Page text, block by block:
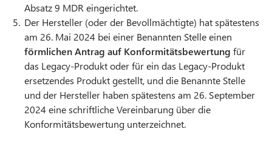
Absatz 9 MDR eingerichtet.
Der Hersteller (oder der Bevollmächtigte) hat spätestens
am 26. Mai 2024 bei einer Benannten Stelle einen
förmlichen Antrag auf Konformitätsbewertung für
das Legacy-Produkt oder für ein das Legacy-Produkt
ersetzendes Produkt gestellt, und die Benannte Stelle
und der Hersteller haben spätestens am 26. September
2024 eine schriftliche Vereinbarung über die
Konformitätsbewertung unterzeichnet.